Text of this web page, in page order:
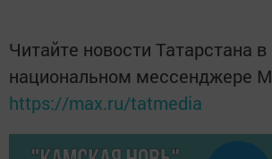
Читайте новости Татарстана в
национальном мессенджере
https://max.ru/tatmedia